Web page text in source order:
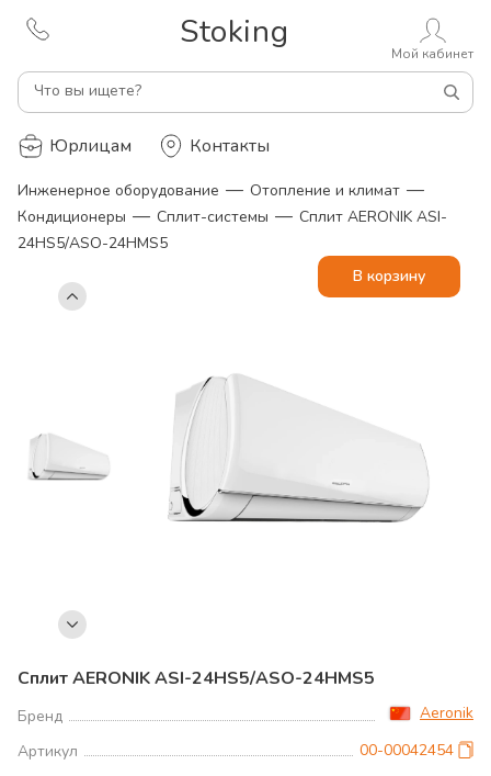
Stoking
Что вы ищете?
Мой кабинет
Юрлицам Контакты
Инженерное оборудование — Отопление и климат —
Кондиционеры — Сплит-системы — Сплит AERONIK ASI-
24HS5/ASO-24HMS5
Сплит AERONIK ASI-24HS5/ASO-24HMS5
Бренд
Aeronik
Артикул
00-00042454
В корзину